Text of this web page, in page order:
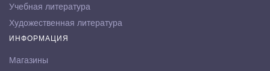
Учебная литература
Художественная литература
ИНФОРМАЦИЯ
Магазины